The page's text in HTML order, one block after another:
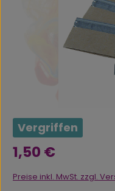
Vergriffen
Regulärer Preis:
1,50 €
Preise inkl. MwSt. zzgl.